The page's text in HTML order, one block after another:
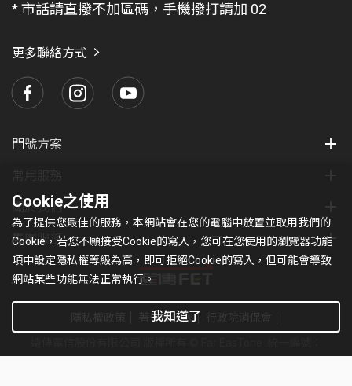
* 市話請直撥不加區碼，手機撥打請加 02
更多聯絡方式
門號方案
關於我們
集團服務
著作權條款
Cookie之使用
為了提供您最佳的服務，本網站會在您的電腦中放置並取用我們的
Cookie，若您不願接受Cookie的寫入，您可在您使用的瀏覽器功能
項中設定隱私權等級為高，即可拒絕Cookie的寫入，但可能會導致
網站某些功能無法正常執行。
我知道了